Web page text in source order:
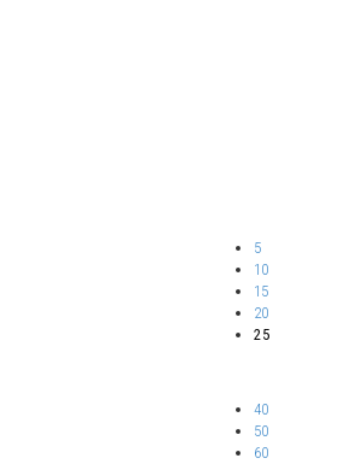
5
10
15
20
25
40
50
60